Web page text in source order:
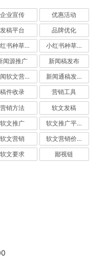
企业宣传 优惠活动
发稿平台 品牌优化
小红书种草推广 小红书种草营销
闻源推广 新闻稿发布
新闻软文营销推广 新闻通稿发布推广
稿件收录 营销工具
营销方法 软文发稿
软文推广 软文推广平台
软文营销 软文营销价值
软文要求 鄙视链